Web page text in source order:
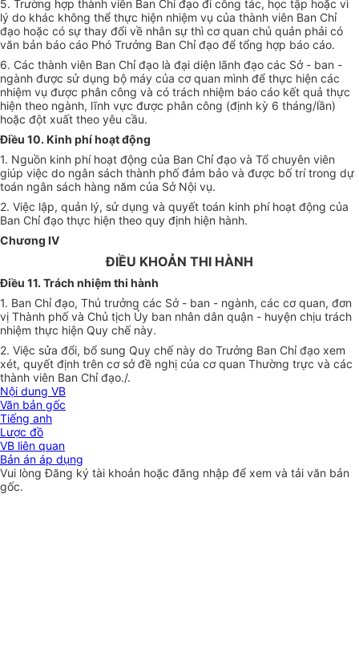
5. Trường hợp thành viên Ban Chỉ đạo đi công tác, học tập hoặc vì
lý do khác không thể thực hiện nhiệm vụ của thành viên Ban Chỉ
đạo hoặc có sự thay đổi về nhân sự thì cơ quan chủ quản phải có
văn bản báo cáo Phó Trưởng Ban Chỉ đạo để tổng hợp báo cáo.
6. Các thành viên Ban Chỉ đạo là đại diện lãnh đạo các Sở - ban -
ngành được sử dụng bộ máy của cơ quan mình để thực hiện các
nhiệm vụ được phân công và có trách nhiệm báo cáo kết quả thực
hiện theo ngành, lĩnh vực được phân công (định kỳ 6 tháng/lần)
hoặc đột xuất theo yêu cầu.
Điều 10. Kinh phí hoạt động
1. Nguồn kinh phí hoạt động của Ban Chỉ đạo và Tổ chuyên viên
giúp việc do ngân sách thành phố đảm bảo và được bố trí trong dự
toán ngân sách hàng năm của Sở Nội vụ.
2. Việc lập, quản lý, sử dụng và quyết toán kinh phí hoạt động của
Ban Chỉ đạo thực hiện theo quy định hiện hành.
Chương IV
ĐIỀU KHOẢN THI HÀNH
Điều 11. Trách nhiệm thi hành
1. Ban Chỉ đạo, Thủ trưởng các Sở - ban - ngành, các cơ quan, đơn
vị Thành phố và Chủ tịch Ủy ban nhân dân quận - huyện chịu trách
nhiệm thực hiện Quy chế này.
2. Việc sửa đổi, bổ sung Quy chế này do Trưởng Ban Chỉ đạo xem
xét, quyết định trên cơ sở đề nghị của cơ quan Thường trực và các
thành viên Ban Chỉ đạo./.
Nội dung VB
Văn bản gốc
Tiếng anh
Lược đồ
VB liên quan
Bản án áp dụng
Vui lòngĐăng ký tài khoản hoặc đăng nhập để xem và tải văn bản
gốc.